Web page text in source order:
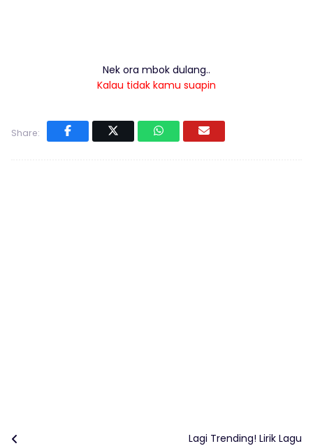
Nek ora mbok dulang..
Kalau tidak kamu suapin
Share:
Lagi Trending! Lirik Lagu